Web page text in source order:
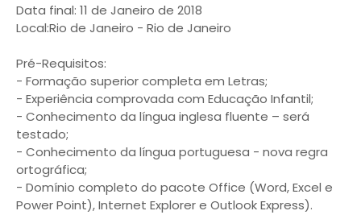
Data final: 11 de Janeiro de 2018
Local:Rio de Janeiro - Rio de Janeiro
Pré-Requisitos:
- Formação superior completa em Letras;
- Experiência comprovada com Educação Infantil;
- Conhecimento da língua inglesa fluente – será
testado;
- Conhecimento da língua portuguesa - nova regra
ortográfica;
- Domínio completo do pacote Office (Word, Excel e
Power Point), Internet Explorer e Outlook Express).